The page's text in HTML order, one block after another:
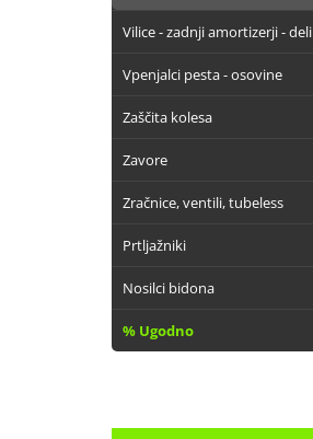
Vilice - zadnji amortizerji - deli
Vpenjalci pesta - osovine
Zaščita kolesa
Zavore
Zračnice, ventili, tubeless
Prtljažniki
Nosilci bidona
% Ugodno